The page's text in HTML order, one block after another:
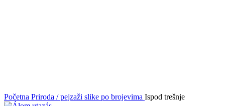
Početna Priroda / pejzaži slike po brojevima Ispod trešnje